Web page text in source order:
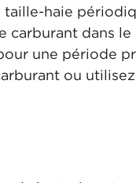
taille-haie
carburant dans le
une période
ou